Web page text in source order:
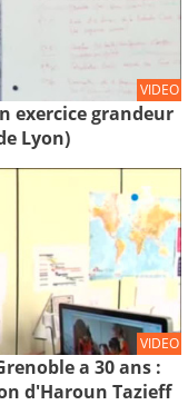
VIDEO
exercice grandeur
Lyon)
VIDEO
a 30 ans :
d'Haroun Tazieff